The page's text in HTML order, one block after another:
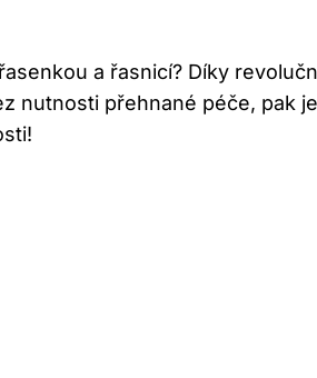
a řasnicí? Díky
nutnosti přehnané péče, pak